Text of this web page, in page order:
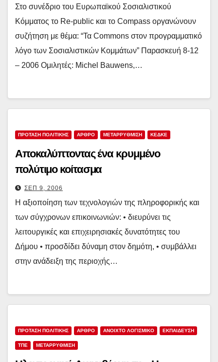
Στο συνέδριο του Ευρωπαϊκού Σοσιαλιστικού
Κόμματος το Re-public και το Compass οργανώνουν
συζήτηση με θέμα: “Τα Commons στον προγραμματικό
λόγο των Σοσιαλιστικών Κομμάτων” Παρασκευή 8-12
– 2006 Ομιλητές: Michel Bauwens,…
ΠΡΟΤΑΣΗ ΠΟΛΙΤΙΚΗΣ ΑΡΘΡΟ ΜΕΤΑΡΡΥΘΜΙΣΗ ΚΕΔΚΕ
Αποκαλύπτοντας ένα κρυμμένο
πολύτιμο κοίτασμα
ΣΕΠ 9, 2006
Η αξιοποίηση των τεχνολογιών της πληροφορικής και
των σύγχρονων επικοινωνιών: • διευρύνει τις
λειτουργικές και επιχειρησιακές δυνατότητες του
Δήμου • προσδίδει δύναμη στον δημότη, • συμβάλλει
στην ανάδειξη της περιοχής…
ΠΡΟΤΑΣΗ ΠΟΛΙΤΙΚΗΣ ΑΡΘΡΟ ΑΝΟΙΧΤΟ ΛΟΓΙΣΜΙΚΟ ΕΚΠΑΙΔΕΥΣΗ
ΤΠΕ ΜΕΤΑΡΡΥΘΜΙΣΗ